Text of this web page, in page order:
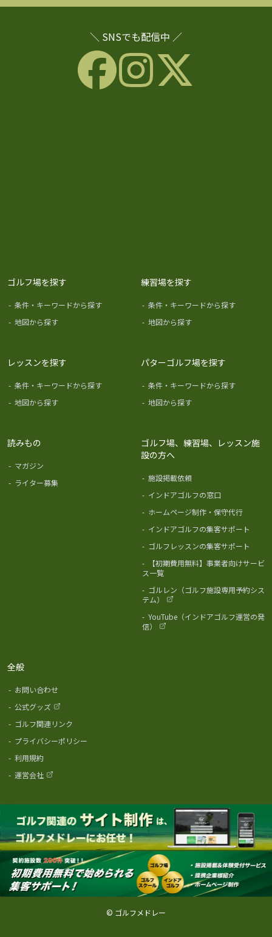
＼ SNSでも配信中 ／
ゴルフ場を探す
- 条件・キーワードから探す
- 地図から探す
練習場を探す
- 条件・キーワードから探す
- 地図から探す
レッスンを探す
- 条件・キーワードから探す
- 地図から探す
パターゴルフ場を探す
- 条件・キーワードから探す
- 地図から探す
読みもの
- マガジン
- ライター募集
ゴルフ場、練習場、レッスン施
設の方へ
- 施設掲載依頼
- インドアゴルフの窓口
- ホームページ制作・保守代行
- インドアゴルフの集客サポート
- ゴルフレッスンの集客サポート
-
【初期費用無料】事業者向けサービ
ス一覧
- ゴルレン（ゴルフ施設専用予約シス
テム）
- YouTube（インドアゴルフ運営の発
信）
全般
- お問い合わせ
- 公式グッズ
- ゴルフ関連リンク
- プライバシーポリシー
- 利用規約
- 運営会社
© ゴルフメドレー